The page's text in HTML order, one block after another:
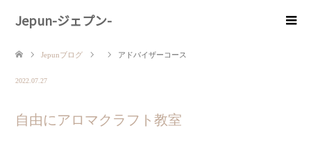
Jepun-ジェプン-
Jepunブログ アドバイザーコース
2022.07.27
自由にアロマクラフト教室